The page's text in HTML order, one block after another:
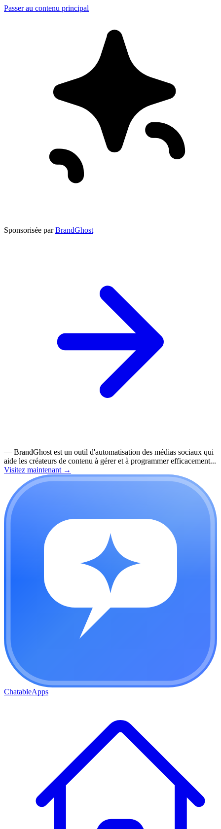
Passer au contenu principal
Sponsorisée par BrandGhost
— BrandGhost est un outil d'automatisation des médias sociaux qui
aide les créateurs de contenu à gérer et à programmer efficacement...
Visitez maintenant →
ChatableApps